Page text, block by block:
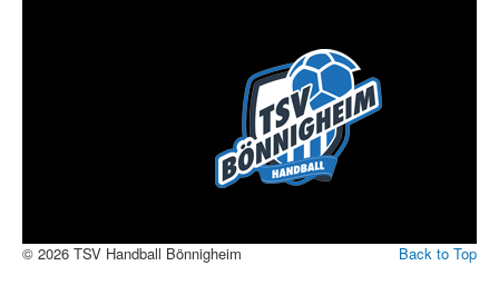
Back to Top
© 2026 TSV Handball Bönnigheim